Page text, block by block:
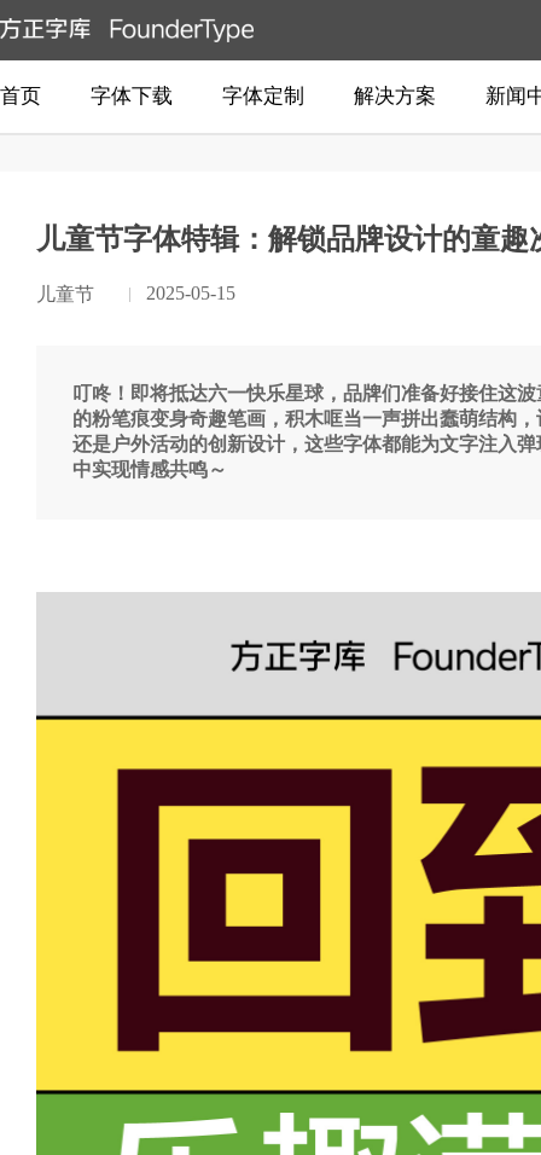
首页 字体下载 字体定制 解决方案 新闻
儿童节字体特辑：解锁品牌设计的童趣
儿童节 2025-05-15
叮咚！即将抵达六一快乐星球，品牌们准备好接住这
的粉笔痕变身奇趣笔画，积木哐当一声拼出蠢萌结构
还是户外活动的创新设计，这些字体都能为文字注入
中实现情感共鸣～